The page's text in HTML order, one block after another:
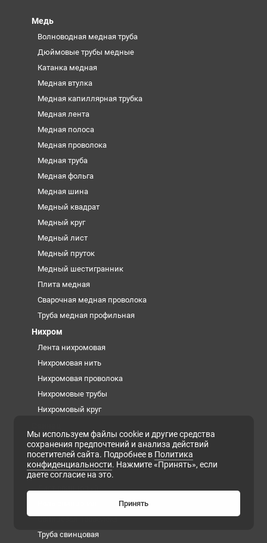
Медь
Волноводная медная труба
Дюймовые трубы медные
Катанка медная
Медная втулка
Медная капиллярная трубка
Медная лента
Медная полоса
Медная проволока
Медная труба
Медная фольга
Медная шина
Медный квадрат
Медный круг
Медный лист
Медный пруток
Медный шестигранник
Плита медная
Сварочная медная проволока
Труба медная профильная
Нихром
Лента нихромовая
Нихромовая нить
Нихромовая проволока
Нихромовые трубы
Нихромовый круг
Анод свинцовый
Дробь свинцовая
Кирпич свинцовый
Свинцовая проволока
Труба свинцовая
Мы используем файлы cookie и другие средства
сохранения предпочтений и анализа действий
посетителей сайта. Подробнее в Политика
конфиденциальности. Нажмите «Принять», если
даете согласие на это.
Принять